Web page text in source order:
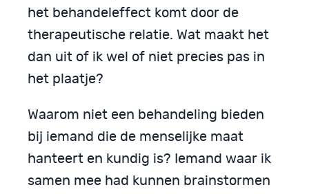
het behandeleffect komt door de
therapeutische relatie. Wat maakt het
dan uit of ik wel of niet precies pas in
het plaatje?
Waarom niet een behandeling bieden
bij iemand die de menselijke maat
hanteert en kundig is? Iemand waar ik
samen mee had kunnen brainstormen